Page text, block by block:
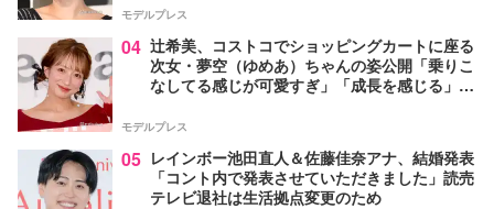
モデルプレス
04 辻希美、コストコでショッピングカートに座る
次女・夢空（ゆめあ）ちゃんの姿公開「乗りこ
なしてる感じが可愛すぎ」「成長を感じる」の
モデルプレス
05 レインボー池田直人＆佐藤佳奈アナ、結婚発表
「コント内で発表させていただきました」読売
テレビ退社は生活拠点変更のため